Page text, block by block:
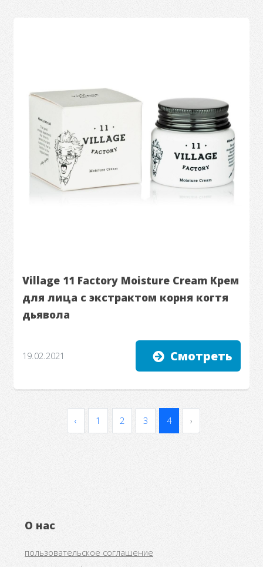
Village 11 Factory Moisture Cream Крем
для лица с экстрактом корня когтя
дьявола
19.02.2021 Смотреть
‹ 1 2 3 4 ›
О нас
пользовательское соглашение